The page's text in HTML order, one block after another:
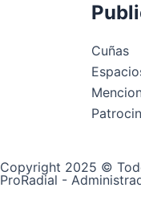
Cuñas
Copyright 2025 ©
ProRadial -